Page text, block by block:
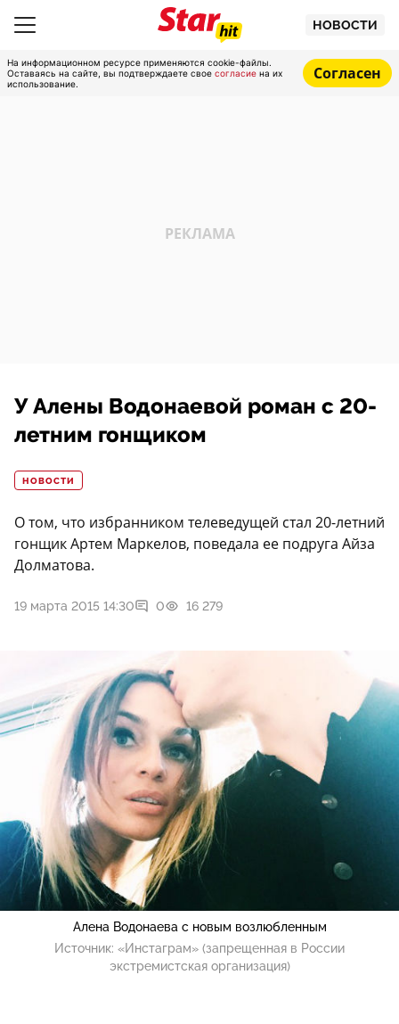
НОВОСТИ
На информационном ресурсе применяются cookie-файлы.
Оставаясь на сайте, вы подтверждаете свое согласие на их
использование.
Согласен
У Алены Водонаевой роман с 20-
летним гонщиком
НОВОСТИ
О том, что избранником телеведущей стал 20-летний
гонщик Артем Маркелов, поведала ее подруга Айза
Долматова.
19 марта 2015 14:30 0 16 279
Алена Водонаева с новым возлюбленным
Источник: «Инстаграм» (запрещенная в России
экстремистская организация)